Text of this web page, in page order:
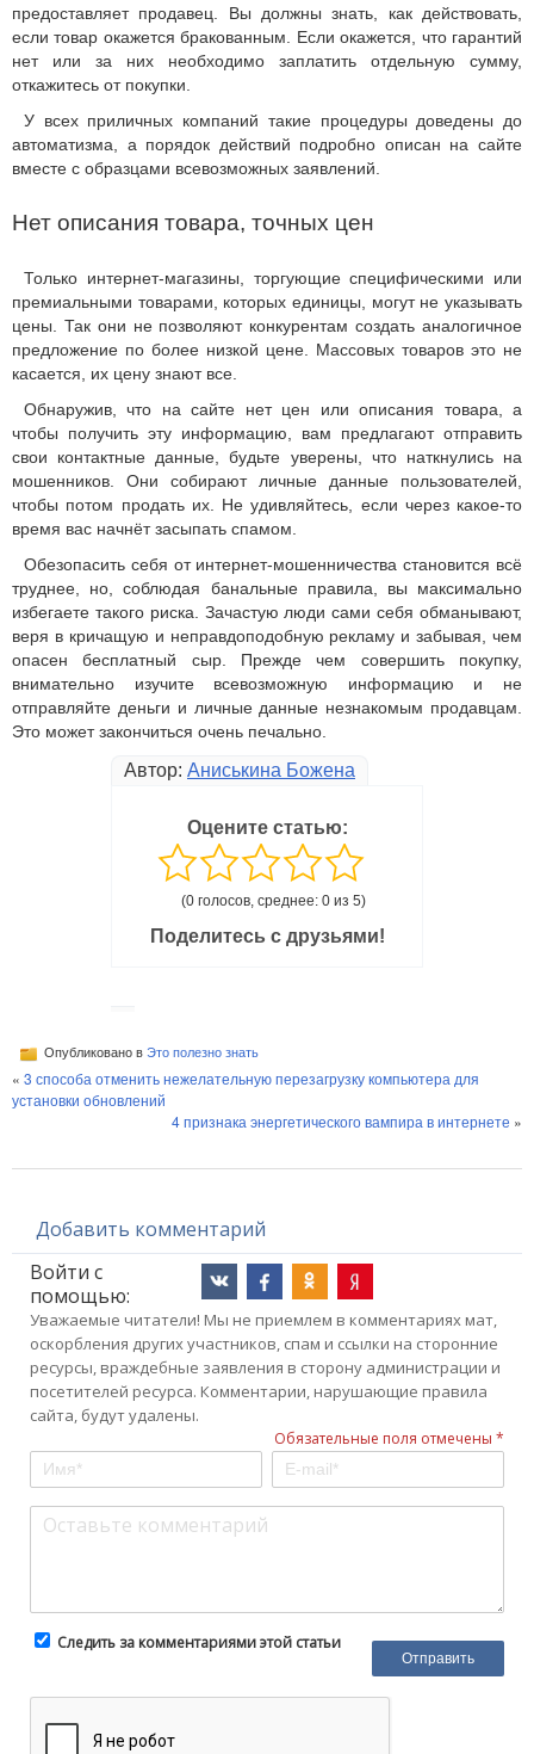
предоставляет продавец. Вы должны знать, как действовать,
если товар окажется бракованным. Если окажется, что гарантий
нет или за них необходимо заплатить отдельную сумму,
откажитесь от покупки.
У всех приличных компаний такие процедуры доведены до
автоматизма, а порядок действий подробно описан на сайте
вместе с образцами всевозможных заявлений.
Нет описания товара, точных цен
Только интернет-магазины, торгующие специфическими или
премиальными товарами, которых единицы, могут не указывать
цены. Так они не позволяют конкурентам создать аналогичное
предложение по более низкой цене. Массовых товаров это не
касается, их цену знают все.
Обнаружив, что на сайте нет цен или описания товара, а
чтобы получить эту информацию, вам предлагают отправить
свои контактные данные, будьте уверены, что наткнулись на
мошенников. Они собирают личные данные пользователей,
чтобы потом продать их. Не удивляйтесь, если через какое-то
время вас начнёт засыпать спамом.
Обезопасить себя от интернет-мошенничества становится всё
труднее, но, соблюдая банальные правила, вы максимально
избегаете такого риска. Зачастую люди сами себя обманывают,
веря в кричащую и неправдоподобную рекламу и забывая, чем
опасен бесплатный сыр. Прежде чем совершить покупку,
внимательно изучите всевозможную информацию и не
отправляйте деньги и личные данные незнакомым продавцам.
Это может закончиться очень печально.
Автор: Аниськина Божена
Оцените статью:
(0 голосов, среднее: 0 из 5)
Поделитесь с друзьями!
Опубликовано в Это полезно знать
« 3 способа отменить нежелательную перезагрузку компьютера для
установки обновлений
4 признака энергетического вампира в интернете »
Добавить комментарий
Войти с
помощью:
Уважаемые читатели! Мы не приемлем в комментариях мат,
оскорбления других участников, спам и ссылки на сторонние
ресурсы, враждебные заявления в сторону администрации и
посетителей ресурса. Комментарии, нарушающие правила
сайта, будут удалены.
Обязательные поля отмечены *
Следить за комментариями этой статьи